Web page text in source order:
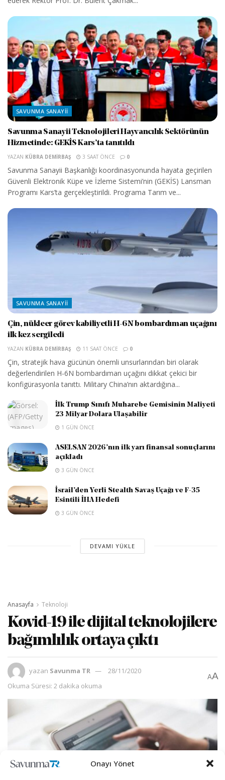
Onayı Yönet
SAVUNMA SANAYII
Savunma Sanayii Teknolojileri Hayvancılık Sektörünün
Hizmetinde: GEKİS Kars’ta tanıtıldı
YAZAN KÜBRA DEMIRBAŞ 3 SAAT ÖNCE 0
Savunma Sanayii Başkanlığı koordinasyonunda hayata geçirilen
Güvenli Elektronik Küpe ve İzleme Sistemi’nin (GEKİS) Lansman
Programı Kars’ta gerçekleştirildi. Programa Tarım ve...
SAVUNMA SANAYII
Çin, nükleer görev kabiliyetli H-6N bombardıman uçağını
ilk kez sergiledi
YAZAN KÜBRA DEMIRBAŞ 11 SAAT ÖNCE 0
Çin, stratejik hava gücünün önemli unsurlarından biri olarak
değerlendirilen H-6N bombardıman uçağını dikkat çekici bir
konfigürasyonla tanıttı. Military China’nın aktardığına...
İlk Trump Sınıfı Muharebe Gemisinin Maliyeti
23 Milyar Dolara Ulaşabilir
1 GÜN ÖNCE
ASELSAN 2026’nın ilk yarı finansal sonuçlarını
açıkladı
3 GÜN ÖNCE
İsrail’den Yerli Stealth Savaş Uçağı ve F-35
Esintili İHA Hedefi
3 GÜN ÖNCE
DEVAMI YÜKLE
Anasayfa Teknoloji
Kovid-19 ile dijital teknolojilere
bağımlılık ortaya çıktı
yazan Savunma TR
28/11/2020
Okuma Süresi: 2 dakika okuma
AA